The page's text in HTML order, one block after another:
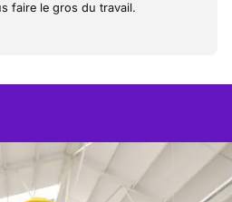
faire le gros du travail.